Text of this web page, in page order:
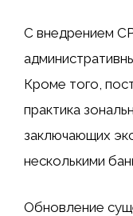
С внедрением
Кроме того,
практика
заключающих
несколькими
Обновление